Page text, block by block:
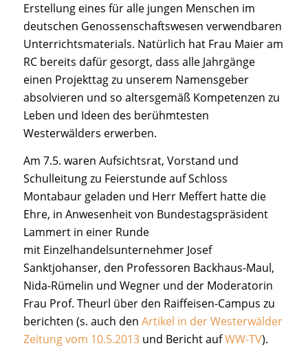
Erstellung eines für alle jungen Menschen im
deutschen Genossenschaftswesen verwendbaren
Unterrichtsmaterials. Natürlich hat Frau Maier am
RC bereits dafür gesorgt, dass alle Jahrgänge
einen Projekttag zu unserem Namensgeber
absolvieren und so altersgemäß Kompetenzen zu
Leben und Ideen des berühmtesten
Westerwälders erwerben.
Am 7.5. waren Aufsichtsrat, Vorstand und
Schulleitung zu Feierstunde auf Schloss
Montabaur geladen und Herr Meffert hatte die
Ehre, in Anwesenheit von Bundestagspräsident
Lammert in einer Runde
mit Einzelhandelsunternehmer Josef
Sanktjohanser, den Professoren Backhaus-Maul,
Nida-Rümelin und Wegner und der Moderatorin
Frau Prof. Theurl über den Raiffeisen-Campus zu
berichten (s. auch den Artikel in der Westerwälder
Zeitung vom 10.5.2013und Bericht aufWW-TV).